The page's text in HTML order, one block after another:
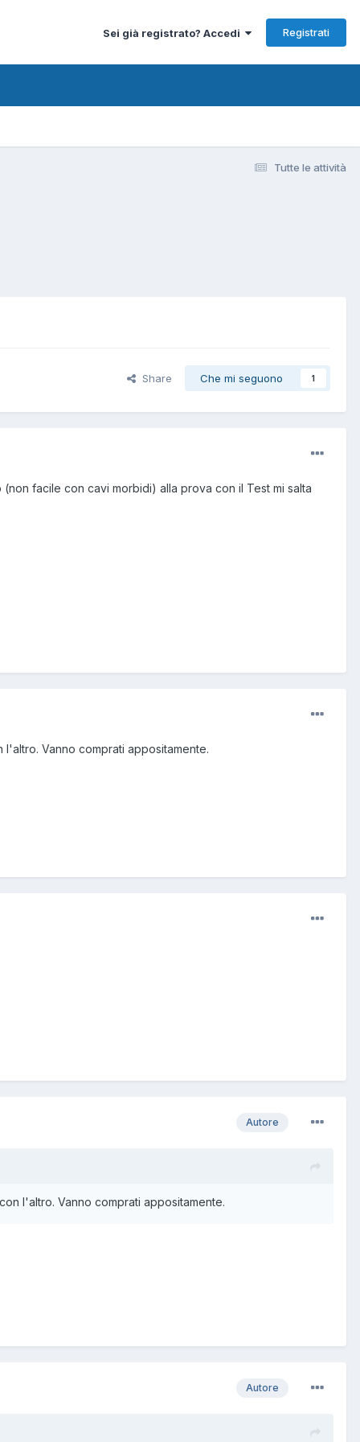
Sei già registrato? Accedi Registrati
Tutte le attività
Share Che mi seguono 1
facile con cavi morbidi) alla prova con il Test mi salta
Vanno comprati appositamente.
Autore
l'altro. Vanno comprati appositamente.
Autore